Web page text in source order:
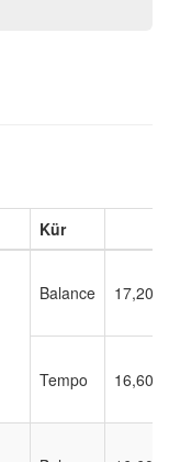
Kür
Balance 17,200
Tempo 16,600